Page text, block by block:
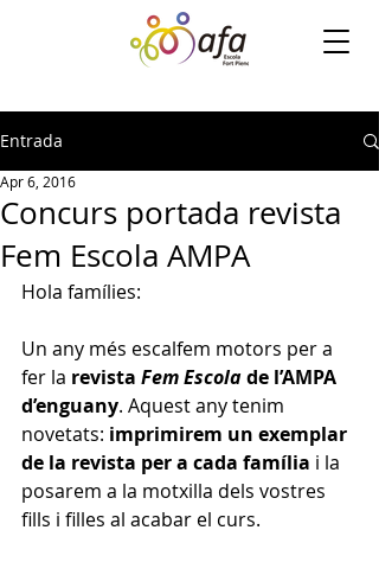
Entrada
Concurs portada revista
Fem Escola AMPA
Apr 6, 2016
Hola famílies:
Un any més escalfem motors per a
fer la revista Fem Escola de l’AMPA
d’enguany. Aquest any tenim
novetats: imprimirem un exemplar
de la revista per a cada família i la
posarem a la motxilla dels vostres
fills i filles al acabar el curs.